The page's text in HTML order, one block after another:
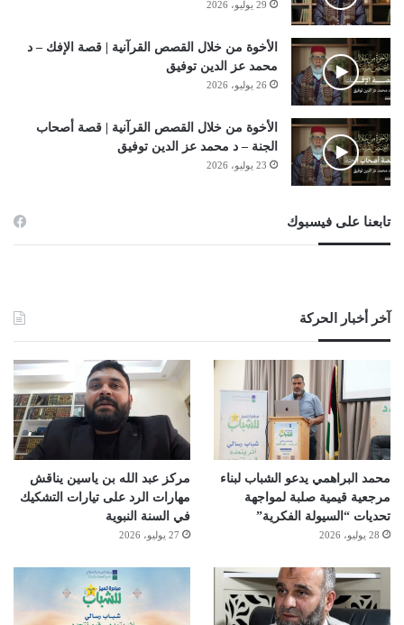
29 يوليو، 2026
الأخوة من خلال القصص القرآنية | قصة الإفك – د
محمد عز الدين توفيق
26 يوليو، 2026
الأخوة من خلال القصص القرآنية | قصة أصحاب
الجنة – د محمد عز الدين توفيق
23 يوليو، 2026
تابعنا على فيسبوك
آخر أخبار الحركة
محمد البراهمي يدعو الشباب لبناء
مرجعية قيمية صلبة لمواجهة
تحديات “السيولة الفكرية”
28 يوليو، 2026
مركز عبد الله بن ياسين يناقش
مهارات الرد على تيارات التشكيك
في السنة النبوية
27 يوليو، 2026